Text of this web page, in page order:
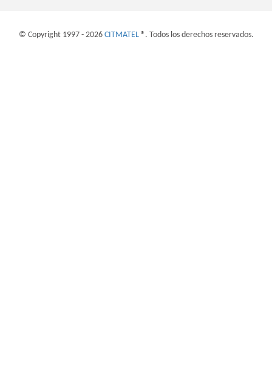
© Copyright 1997 - 2026 CITMATEL®. Todos los derechos reservados.